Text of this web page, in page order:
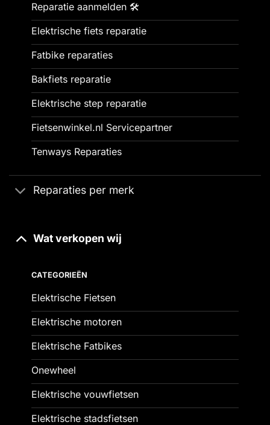
Reparatie aanmelden 🛠️
Elektrische fiets reparatie
Fatbike reparaties
Bakfiets reparatie
Elektrische step reparatie
Fietsenwinkel.nl Servicepartner
Tenways Reparaties
Reparaties per merk
Wat verkopen wij
CATEGORIEËN
Elektrische Fietsen
Elektrische motoren
Elektrische Fatbikes
Onewheel
Elektrische vouwfietsen
Elektrische stadsfietsen